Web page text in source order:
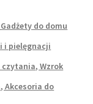
do domu
i pielęgnacji
Wzrok
Akcesoria do